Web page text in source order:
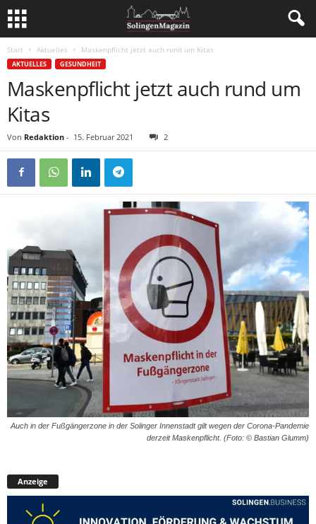
Start Aktuelles Maskenpflicht jetzt auch rund um Kitas
AKTUELLES GESUNDHEIT
Maskenpflicht jetzt auch rund um
Kitas
Von Redaktion - 15. Februar 2021 2
Auch in der Fußgängerzone in der Solinger Innenstadt gilt wegen der Corona-Pandemie
derzeit Maskenpflicht. (Foto: © Bastian Glumm)
Anzeige